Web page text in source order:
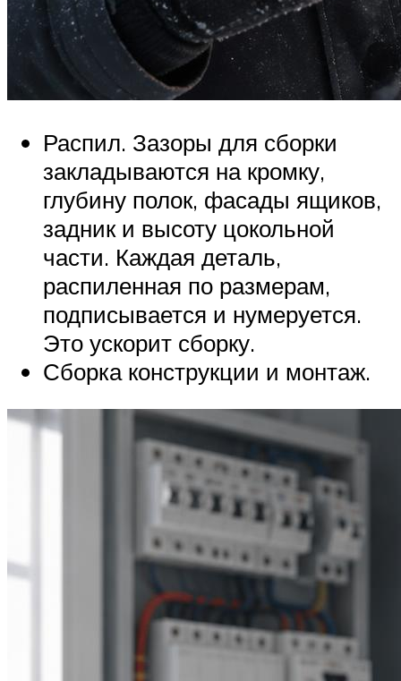
Распил. Зазоры для сборки
закладываются на кромку,
глубину полок, фасады ящиков,
задник и высоту цокольной
части. Каждая деталь,
распиленная по размерам,
подписывается и нумеруется.
Это ускорит сборку.
Сборка конструкции и монтаж.